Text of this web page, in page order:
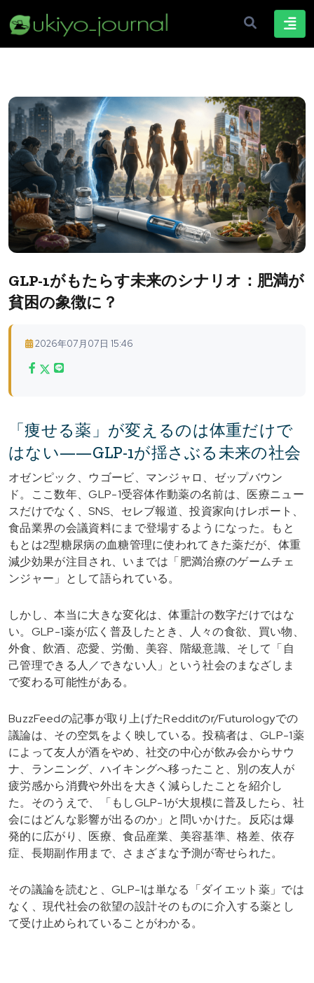
GLP-1がもたらす未来のシナリオ：肥満が
貧困の象徴に？
2026年07月07日 15:46
「痩せる薬」が変えるのは体重だけで
はない――GLP-1が揺さぶる未来の社会
オゼンピック、ウゴービ、マンジャロ、ゼップバウン
ド。ここ数年、GLP-1受容体作動薬の名前は、医療ニュー
スだけでなく、SNS、セレブ報道、投資家向けレポート、
食品業界の会議資料にまで登場するようになった。もと
もとは2型糖尿病の血糖管理に使われてきた薬だが、体重
減少効果が注目され、いまでは「肥満治療のゲームチェ
ンジャー」として語られている。
しかし、本当に大きな変化は、体重計の数字だけではな
い。GLP-1薬が広く普及したとき、人々の食欲、買い物、
外食、飲酒、恋愛、労働、美容、階級意識、そして「自
己管理できる人／できない人」という社会のまなざしま
で変わる可能性がある。
BuzzFeedの記事が取り上げたRedditのr/Futurologyでの
議論は、その空気をよく映している。投稿者は、GLP-1薬
によって友人が酒をやめ、社交の中心が飲み会からサウ
ナ、ランニング、ハイキングへ移ったこと、別の友人が
疲労感から消費や外出を大きく減らしたことを紹介し
た。そのうえで、「もしGLP-1が大規模に普及したら、社
会にはどんな影響が出るのか」と問いかけた。反応は爆
発的に広がり、医療、食品産業、美容基準、格差、依存
症、長期副作用まで、さまざまな予測が寄せられた。
その議論を読むと、GLP-1は単なる「ダイエット薬」では
なく、現代社会の欲望の設計そのものに介入する薬とし
て受け止められていることがわかる。